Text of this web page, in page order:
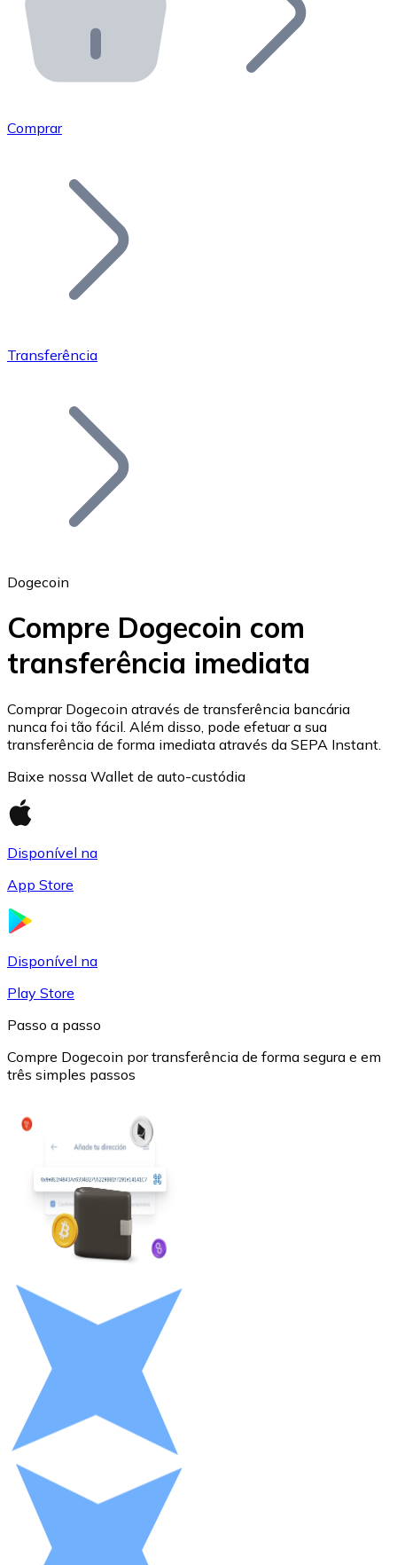
API Bitnovo
Integre nossa API no seu ecossistema.
Junte-se à nossa rede de revendedores e comercialize
Adicione o token do seu projeto ao nosso serviço de
Bitcoin
Ethereum
ETH
USDC
Litecoin
LTC
XRP
Ver tudo
Comprar
Transferência
Dogecoin
Compre Dogecoin com
transferência imediata
Comprar Dogecoin através de transferência bancária
nunca foi tão fácil. Além disso, pode efetuar a sua
transferência de forma imediata através da SEPA Instant.
Baixe nossa Wallet de auto-custódia
Disponível na
App Store
Disponível na
Play Store
Passo a passo
Compre Dogecoin por transferência de forma segura e em
três simples passos